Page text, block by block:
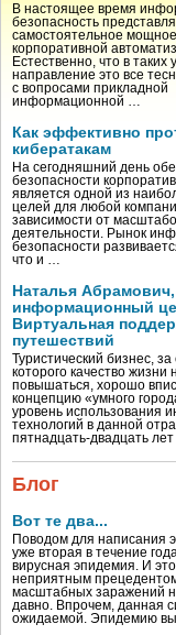
В настоящее время
безопасность
самостоятельное
корпоративной
Естественно, что в таких
направление это все
с вопросами прикладной
информационной …
Как эффективно
кибератакам
На сегодняшний день
безопасности
является одной из
целей для любой
зависимости от
деятельности. Рынок
безопасности
что и …
Наталья
информационный
Виртуальная
путешествий
Туристический бизнес, за
которого качество
повышаться, хорошо
концепцию «умного
уровень использования
технологий в данной
пятнадцать-двадцать лет
Блог
Вот те два...
Поводом для написания
уже вторая в течение
вирусная эпидемия. И
неприятным
масштабных заражений
давно. Впрочем, данная
ожидаемой. Эпидемию